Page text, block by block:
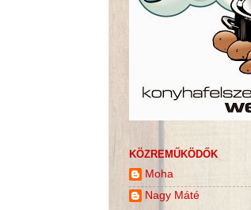
KÖZREMŰKÖDŐK
Moha
Nagy Máté